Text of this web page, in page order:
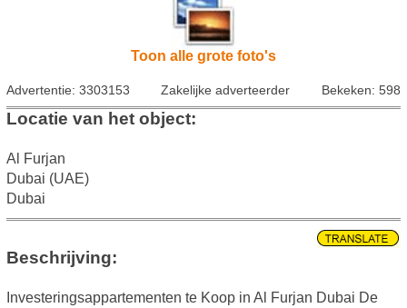
Toon alle grote foto's
Advertentie: 3303153 Zakelijke adverteerder Bekeken: 598
Locatie van het object:
Al Furjan
Dubai (UAE)
Dubai
Beschrijving:
Investeringsappartementen te Koop in Al Furjan Dubai De